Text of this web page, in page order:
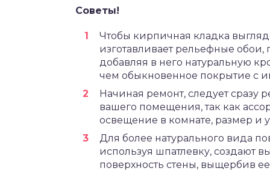
Советы!
Чтобы кирпичная кладка
изготавливает рельефные
добавляя в него натуральную
чем обыкновенное покрытие с
Начиная ремонт, следует сразу
вашего помещения, так как
освещение в комнате, размер и
Для более натурального вида
используя шпатлевку, создают
поверхность стены, выщербив